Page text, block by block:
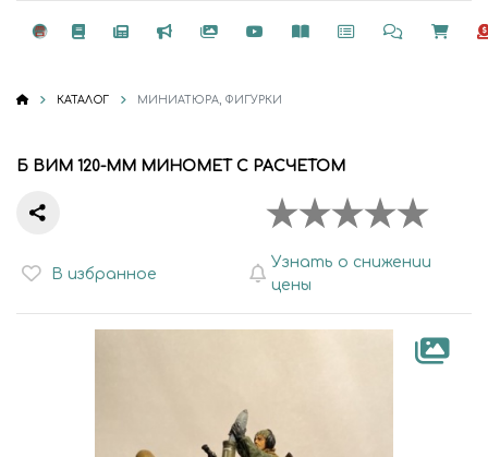
КАТАЛОГ МИНИАТЮРА, ФИГУРКИ
Б ВИМ 120-ММ МИНОМЕТ С РАСЧЕТОМ
В избранное
Узнать о снижении
цены